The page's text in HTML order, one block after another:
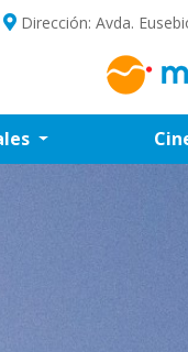
Dirección: Avda.